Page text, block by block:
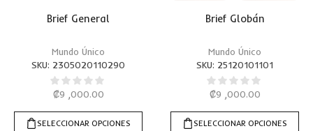
Brief General
Mundo Único
SKU: 2305020110290
₡9 ,000.00
SELECCIONAR OPCIONES
Brief Globán
Mundo Único
SKU: 25120101101
₡9 ,000.00
SELECCIONAR OPCIONES